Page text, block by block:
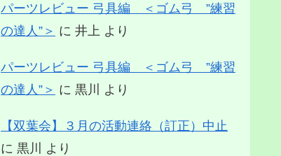
パーツレビュー 弓具編 ＜ゴム弓 ”練習
の達人”＞ に 井上 より
パーツレビュー 弓具編 ＜ゴム弓 ”練習
の達人”＞ に 黒川 より
【双葉会】３月の活動連絡（訂正）中止
に 黒川 より